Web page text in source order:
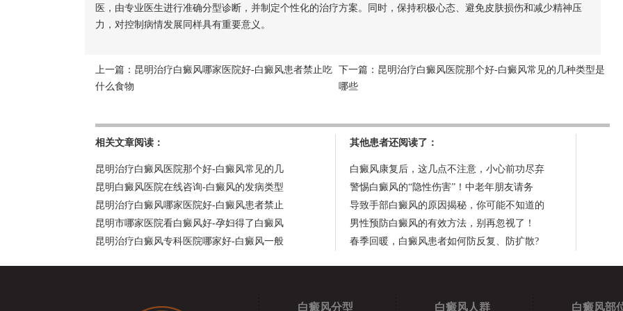
医，由专业医生进行准确分型诊断，并制定个性化的治疗方案。同时，保持积极心态、避免皮肤损伤和减少精神压
力，对控制病情发展同样具有重要意义。
上一篇： 昆明治疗白癜风哪家医院好-白癜风患者禁止吃
什么食物
下一篇： 昆明治疗白癜风医院那个好-白癜风常见的几种类型是
哪些
相关文章阅读：
昆明治疗白癜风医院那个好-白癜风常见的几
昆明白癜风医院在线咨询-白癜风的发病类型
昆明治疗白癜风哪家医院好-白癜风患者禁止
昆明市哪家医院看白癜风好-孕妇得了白癜风
昆明治疗白癜风专科医院哪家好-白癜风一般
其他患者还阅读了：
白癜风康复后，这几点不注意，小心前功尽弃
警惕白癜风的“隐性伤害”！中老年朋友请务
导致手部白癜风的原因揭秘，你可能不知道的
男性预防白癜风的有效方法，别再忽视了！
春季回暖，白癜风患者如何防反复、防扩散?
白癜风分型 白癜风人群 白癜风部